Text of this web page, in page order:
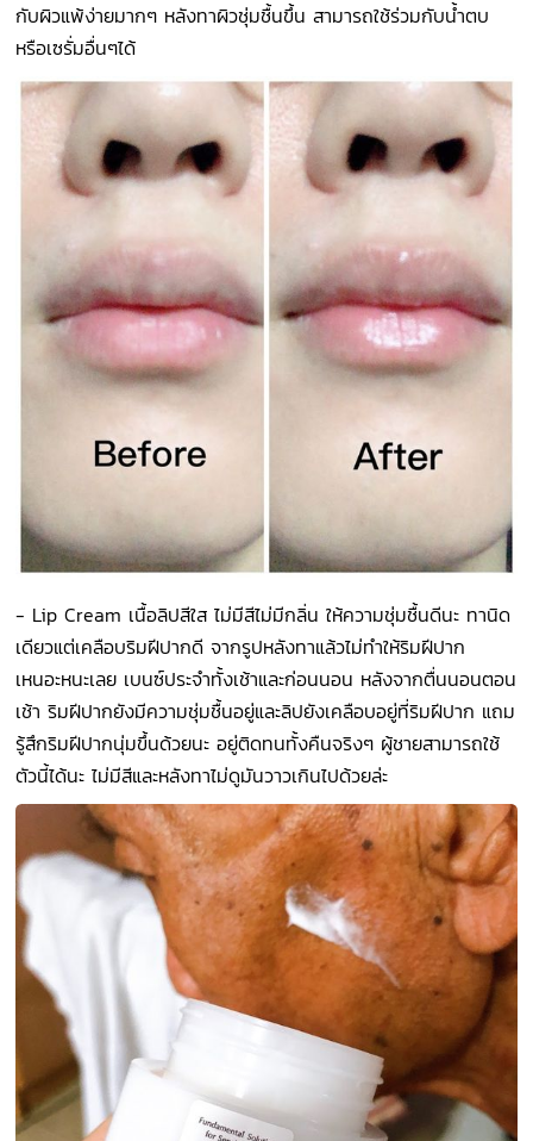
กับผิวแพ้ง่ายมากๆ หลังทาผิวชุ่มชื้นขึ้น สามารถใช้ร่วมกับน้ำตบ
หรือเซรั่มอื่นๆได้
- Lip Cream เนื้อลิปสีใส ไม่มีสีไม่มีกลิ่น ให้ความชุ่มชื้นดีนะ ทานิด
เดียวแต่เคลือบริมฝีปากดี จากรูปหลังทาแล้วไม่ทำให้ริมฝีปาก
เหนอะหนะเลย เบนซ์ประจำทั้งเช้าและก่อนนอน หลังจากตื่นนอนตอน
เช้า ริมฝีปากยังมีความชุ่มชื้นอยู่และลิปยังเคลือบอยู่ที่ริมฝีปาก แถม
รู้สึกริมฝีปากนุ่มขึ้นด้วยนะ อยู่ติดทนทั้งคืนจริงๆ ผู้ชายสามารถใช้
ตัวนี้ได้นะ ไม่มีสีและหลังทาไม่ดูมันวาวเกินไปด้วยล่ะ